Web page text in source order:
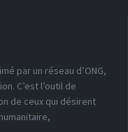
par un réseau d’ONG,
C’est l’outil de
de ceux qui désirent